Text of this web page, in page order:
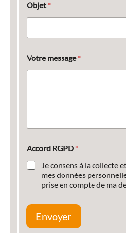
Objet *
Votre message*
Accord RGPD *
Je consens à la collecte
mes données
prise en compte de ma
Envoyer